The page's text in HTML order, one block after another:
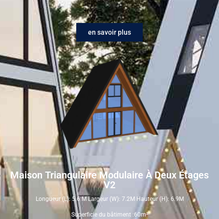
en savoir plus
Maison Triangulaire Modulaire À Deux Étages
V2
Longueur (L): 5.6 M Largeur (W): 7.2M Hauteur (H): 6.9M
Superficie du bâtiment :60m²